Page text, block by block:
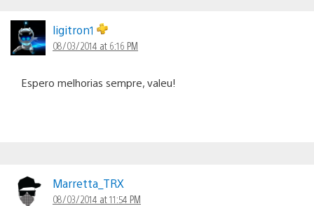
ligitron1
08/03/2014 at 6:16 PM
Espero melhorias sempre, valeu!
Marretta_TRX
08/03/2014 at 11:54 PM